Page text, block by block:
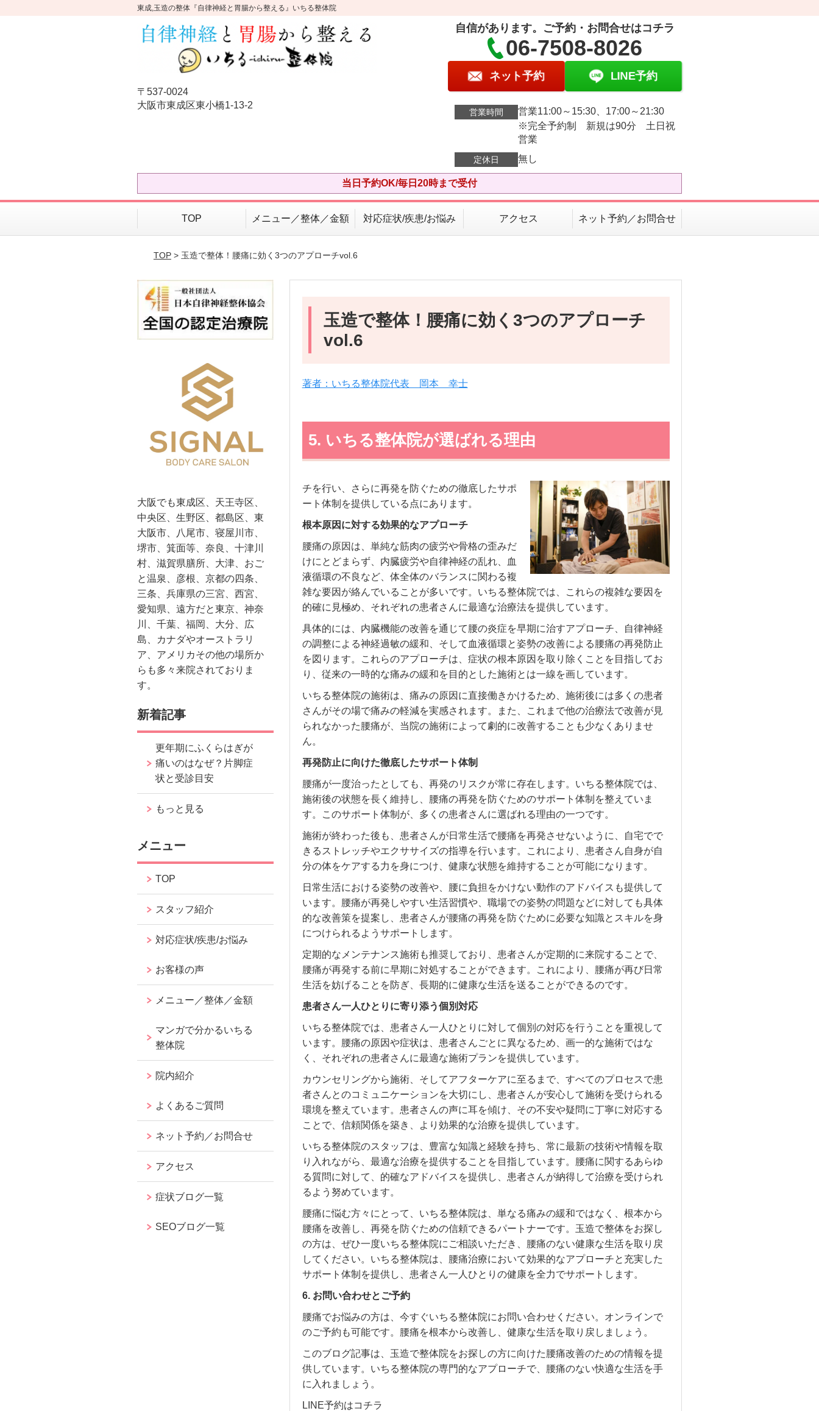
東成,玉造の整体『自律神経と胃腸から整える』いちる整体院
〒537-0024
大阪市東成区東小橋1-13-2
自信があります。ご予約・お問合せはコチラ
06-7508-8026
ネット予約 LINE予約
営業時間
営業11:00～15:30、17:00～21:30
※完全予約制 新規は90分 土日祝
営業
定休日 無し
当日予約OK/毎日20時まで受付
TOP メニュー／整体／金額 対応症状/疾患/お悩み アクセス ネット予約／お問合せ
TOP> 玉造で整体！腰痛に効く3つのアプローチvol.6
玉造で整体！腰痛に効く3つのアプローチ
vol.6
著者：いちる整体院代表 岡本 幸士
5. いちる整体院が選ばれる理由
チを行い、さらに再発を防ぐための徹底したサポ
ート体制を提供している点にあります。
根本原因に対する効果的なアプローチ
腰痛の原因は、単純な筋肉の疲労や骨格の歪みだ
けにとどまらず、内臓疲労や自律神経の乱れ、血
液循環の不良など、体全体のバランスに関わる複
雑な要因が絡んでいることが多いです。いちる整体院では、これらの複雑な要因を
的確に見極め、それぞれの患者さんに最適な治療法を提供しています。
具体的には、内臓機能の改善を通じて腰の炎症を早期に治すアプローチ、自律神経
の調整による神経過敏の緩和、そして血液循環と姿勢の改善による腰痛の再発防止
を図ります。これらのアプローチは、症状の根本原因を取り除くことを目指してお
り、従来の一時的な痛みの緩和を目的とした施術とは一線を画しています。
いちる整体院の施術は、痛みの原因に直接働きかけるため、施術後には多くの患者
さんがその場で痛みの軽減を実感されます。また、これまで他の治療法で改善が見
られなかった腰痛が、当院の施術によって劇的に改善することも少なくありませ
ん。
再発防止に向けた徹底したサポート体制
腰痛が一度治ったとしても、再発のリスクが常に存在します。いちる整体院では、
施術後の状態を長く維持し、腰痛の再発を防ぐためのサポート体制を整えていま
す。このサポート体制が、多くの患者さんに選ばれる理由の一つです。
施術が終わった後も、患者さんが日常生活で腰痛を再発させないように、自宅でで
きるストレッチやエクササイズの指導を行います。これにより、患者さん自身が自
分の体をケアする力を身につけ、健康な状態を維持することが可能になります。
日常生活における姿勢の改善や、腰に負担をかけない動作のアドバイスも提供して
います。腰痛が再発しやすい生活習慣や、職場での姿勢の問題などに対しても具体
的な改善策を提案し、患者さんが腰痛の再発を防ぐために必要な知識とスキルを身
につけられるようサポートします。
定期的なメンテナンス施術も推奨しており、患者さんが定期的に来院することで、
腰痛が再発する前に早期に対処することができます。これにより、腰痛が再び日常
生活を妨げることを防ぎ、長期的に健康な生活を送ることができるのです。
患者さん一人ひとりに寄り添う個別対応
いちる整体院では、患者さん一人ひとりに対して個別の対応を行うことを重視して
います。腰痛の原因や症状は、患者さんごとに異なるため、画一的な施術ではな
く、それぞれの患者さんに最適な施術プランを提供しています。
カウンセリングから施術、そしてアフターケアに至るまで、すべてのプロセスで患
者さんとのコミュニケーションを大切にし、患者さんが安心して施術を受けられる
環境を整えています。患者さんの声に耳を傾け、その不安や疑問に丁寧に対応する
ことで、信頼関係を築き、より効果的な治療を提供しています。
いちる整体院のスタッフは、豊富な知識と経験を持ち、常に最新の技術や情報を取
り入れながら、最適な治療を提供することを目指しています。腰痛に関するあらゆ
る質問に対して、的確なアドバイスを提供し、患者さんが納得して治療を受けられ
るよう努めています。
腰痛に悩む方々にとって、いちる整体院は、単なる痛みの緩和ではなく、根本から
腰痛を改善し、再発を防ぐための信頼できるパートナーです。玉造で整体をお探し
の方は、ぜひ一度いちる整体院にご相談いただき、腰痛のない健康な生活を取り戻
してください。いちる整体院は、腰痛治療において効果的なアプローチと充実した
サポート体制を提供し、患者さん一人ひとりの健康を全力でサポートします。
6. お問い合わせとご予約
腰痛でお悩みの方は、今すぐいちる整体院にお問い合わせください。オンラインで
のご予約も可能です。腰痛を根本から改善し、健康な生活を取り戻しましょう。
このブログ記事は、玉造で整体院をお探しの方に向けた腰痛改善のための情報を提
供しています。いちる整体院の専門的なアプローチで、腰痛のない快適な生活を手
に入れましょう。
LINE予約はコチラ
大阪でも東成区、天王寺区、
中央区、生野区、都島区、東
大阪市、八尾市、寝屋川市、
堺市、箕面等、奈良、十津川
村、滋賀県膳所、大津、おご
と温泉、彦根、京都の四条、
三条、兵庫県の三宮、西宮、
愛知県、遠方だと東京、神奈
川、千葉、福岡、大分、広
島、カナダやオーストラリ
ア、アメリカその他の場所か
らも多々来院されておりま
す。
新着記事
更年期にふくらはぎが
痛いのはなぜ？片脚症
状と受診目安
もっと見る
メニュー
TOP
スタッフ紹介
対応症状/疾患/お悩み
お客様の声
メニュー／整体／金額
マンガで分かるいちる
整体院
院内紹介
よくあるご質問
ネット予約／お問合せ
アクセス
症状ブログ一覧
SEOブログ一覧